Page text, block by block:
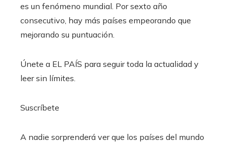
es un fenómeno mundial. Por sexto año
consecutivo, hay más países empeorando que
mejorando su puntuación.
Únete a EL PAÍS para seguir toda la actualidad y
leer sin límites.
Suscríbete
A nadie sorprenderá ver que los países del mundo